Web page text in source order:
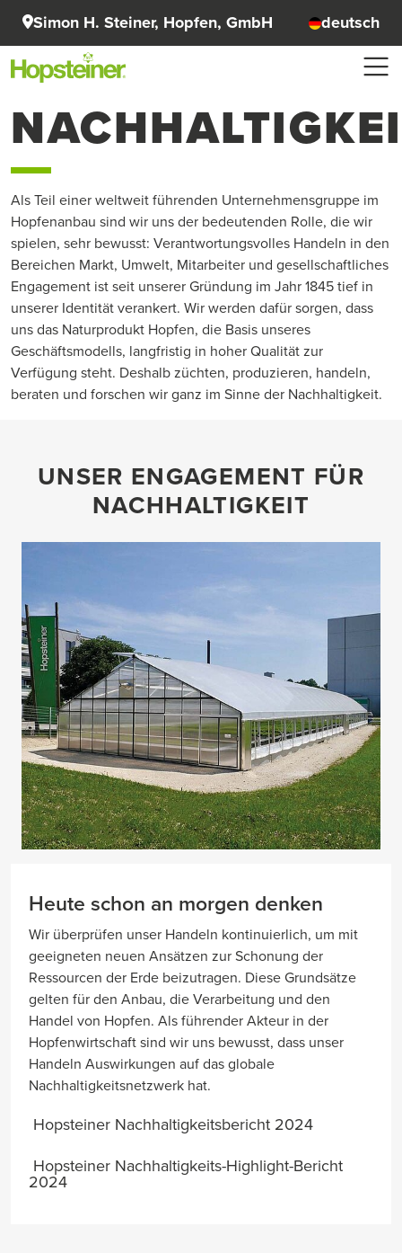
Simon H. Steiner, Hopfen, GmbH deutsch
Als Teil einer weltweit führenden Unternehmensgruppe im
Hopfenanbau sind wir uns der bedeutenden Rolle, die wir
spielen, sehr bewusst: Verantwortungsvolles Handeln in den
Bereichen Markt, Umwelt, Mitarbeiter und gesellschaftliches
Engagement ist seit unserer Gründung im Jahr 1845 tief in
unserer Identität verankert. Wir werden dafür sorgen, dass
uns das Naturprodukt Hopfen, die Basis unseres
Geschäftsmodells, langfristig in hoher Qualität zur
Verfügung steht. Deshalb züchten, produzieren, handeln,
beraten und forschen wir ganz im Sinne der Nachhaltigkeit.
UNSER ENGAGEMENT FÜR
NACHHALTIGKEIT
Heute schon an morgen denken
Wir überprüfen unser Handeln kontinuierlich, um mit
geeigneten neuen Ansätzen zur Schonung der
Ressourcen der Erde beizutragen. Diese Grundsätze
gelten für den Anbau, die Verarbeitung und den
Handel von Hopfen. Als führender Akteur in der
Hopfenwirtschaft sind wir uns bewusst, dass unser
Handeln Auswirkungen auf das globale
Nachhaltigkeitsnetzwerk hat.
Hopsteiner Nachhaltigkeitsbericht 2024
Hopsteiner Nachhaltigkeits-Highlight-Bericht
2024